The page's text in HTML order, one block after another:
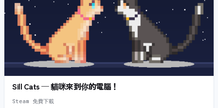
Sill Cats — 貓咪來到你的電腦！
Steam 免費下載